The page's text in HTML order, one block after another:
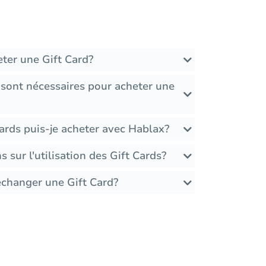
une Gift Card?
nécessaires pour acheter une
puis-je acheter avec Hablax?
sur l'utilisation des Gift Cards?
une Gift Card?